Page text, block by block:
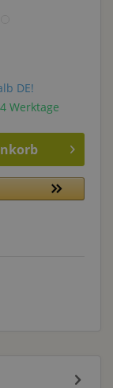
DE!
Werktage